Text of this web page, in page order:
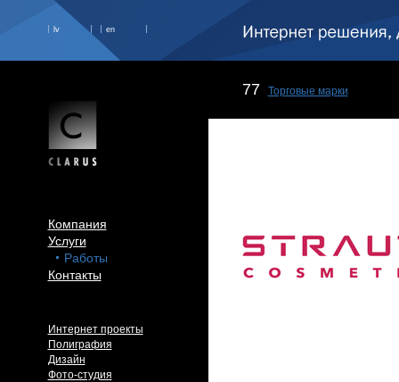
lv en
Компания
Услуги
Работы
Контакты
Интернет проекты
Полиграфия
Дизайн
Фото-студия
77 Торговые марки